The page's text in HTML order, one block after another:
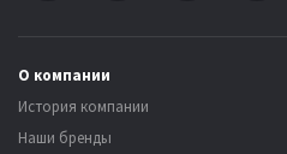
О компании
История компании
Наши бренды